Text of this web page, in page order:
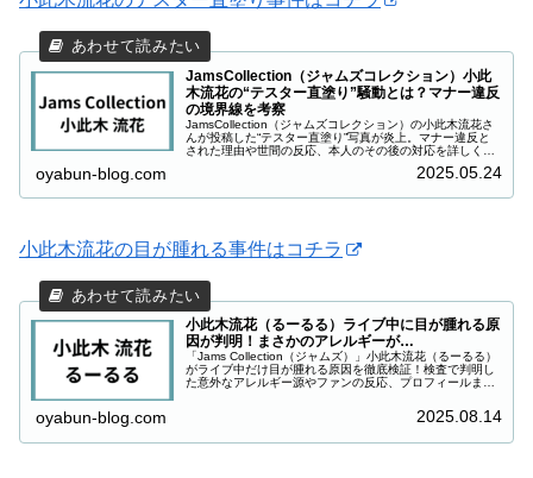
JamsCollection（ジャムズコレクション）小此
木流花の“テスター直塗り”騒動とは？マナー違反
の境界線を考察
JamsCollection（ジャムズコレクション）の小此木流花さ
んが投稿した“テスター直塗り”写真が炎上。マナー違反と
された理由や世間の反応、本人のその後の対応を詳しく解
oyabun-blog.com 2025.05.24
小此木流花の目が腫れる事件はコチラ
小此木流花（るーるる）ライブ中に目が腫れる原
因が判明！まさかのアレルギーが…
「Jams Collection（ジャムズ）」小此木流花（るーるる）
がライブ中だけ目が腫れる原因を徹底検証！検査で判明し
た意外なアレルギー源やファンの反応、プロフィールまで
oyabun-blog.com 2025.08.14